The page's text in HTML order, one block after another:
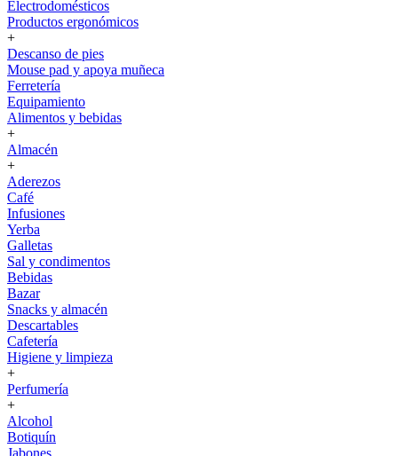
Electrodomésticos
Productos ergonómicos
+
Descanso de pies
Mouse pad y apoya muñeca
Ferretería
Equipamiento
Alimentos y bebidas
+
Almacén
+
Aderezos
Café
Infusiones
Yerba
Galletas
Sal y condimentos
Bebidas
Bazar
Snacks y almacén
Descartables
Cafetería
Higiene y limpieza
+
Perfumería
+
Alcohol
Botiquín
Jabones